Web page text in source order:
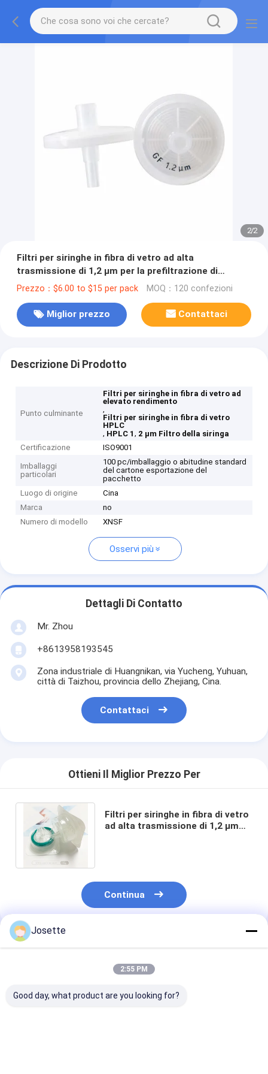
2/2
Filtri per siringhe in fibra di vetro ad alta
trasmissione di 1,2 μm per la prefiltrazione di
campioni HPLC
Prezzo：$6.00 to $15 per pack MOQ：120 confezioni
Miglior prezzo Contattaci
Descrizione Di Prodotto
Punto culminante
Filtri per siringhe in fibra di vetro ad
elevato rendimento
,
Filtri per siringhe in fibra di vetro
HPLC
, HPLC 1, 2 μm Filtro della siringa
Certificazione
ISO9001
Imballaggi
particolari
100 pc/imballaggio o abitudine standard
del cartone esportazione del
pacchetto
Luogo di origine
Cina
Marca
no
Numero di modello
XNSF
Osservi più
Dettagli Di Contatto
Mr. Zhou
+8613958193545
Zona industriale di Huangnikan, via Yucheng, Yuhuan,
città di Taizhou, provincia dello Zhejiang, Cina.
Contattaci
Ottieni Il Miglior Prezzo Per
Filtri per siringhe in fibra di vetro
ad alta trasmissione di 1,2 μm
Continua
Prodotti Raccomandati
Josette
2:55 PM
Good day, what product are you looking for?